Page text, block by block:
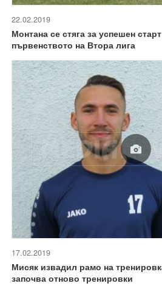
22.02.2019
Монтана се стяга за успешен
първенството на Втора лига
17.02.2019
Мисяк извадил рамо на
започва отново тренировки